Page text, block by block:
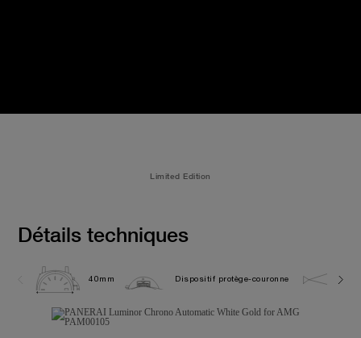
Limited Edition
Détails techniques
40mm Dispositif protège-couronne